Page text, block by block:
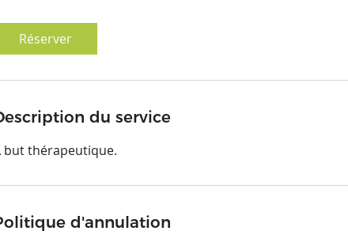
i
Réserver
du service
but thérapeutique.
d'annulation